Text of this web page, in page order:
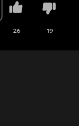
26 19